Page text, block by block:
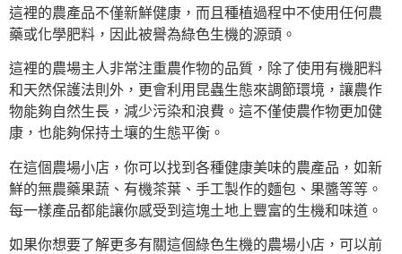
這裡的農產品不僅新鮮健康，而且種植過程中不使用任何農
藥或化學肥料，因此被譽為綠色生機的源頭。
這裡的農場主人非常注重農作物的品質，除了使用有機肥料
和天然保護法則外，更會利用昆蟲生態來調節環境，讓農作
物能夠自然生長，減少污染和浪費。這不僅使農作物更加健
康，也能夠保持土壤的生態平衡。
在這個農場小店，你可以找到各種健康美味的農產品，如新
鮮的無農藥果蔬、有機茶葉、手工製作的麵包、果醬等等。
每一樣產品都能讓你感受到這塊土地上豐富的生機和味道。
如果你想要了解更多有關這個綠色生機的農場小店，可以前